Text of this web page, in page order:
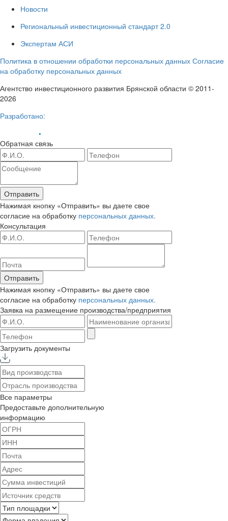
Новости
Региональный инвестиционный стандарт 2.0
Экспертам АСИ
Политика в отношении обработки персональных данных Согласие
на обработку персональных данных
Агентство инвестиционного развития Брянской области © 2011-
2026
Разработано:
Обратная связь
Отправить
Нажимая кнопку «Отправить» вы даете свое
согласие на обработку персональных данных.
Консультация
Отправить
Нажимая кнопку «Отправить» вы даете свое
согласие на обработку персональных данных.
Заявка на размещение производства/предприятия
Загрузить документы
Все параметры
Предоставьте дополнительную
информацию